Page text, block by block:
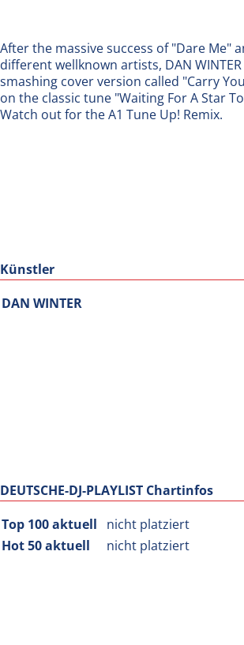
After the massive success of "Dare Me"
different wellknown artists, DAN
smashing cover version called "Carry
on the classic tune "Waiting For A Star To
Watch out for the A1 Tune Up! Remix.
Künstler
DAN WINTER
DEUTSCHE-DJ-PLAYLIST Chartinfos
Top 100 aktuell
nicht platziert
Hot 50 aktuell
nicht platziert